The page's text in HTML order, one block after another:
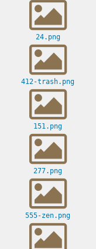
24.png
412-trash.png
151.png
277.png
555-zen.png